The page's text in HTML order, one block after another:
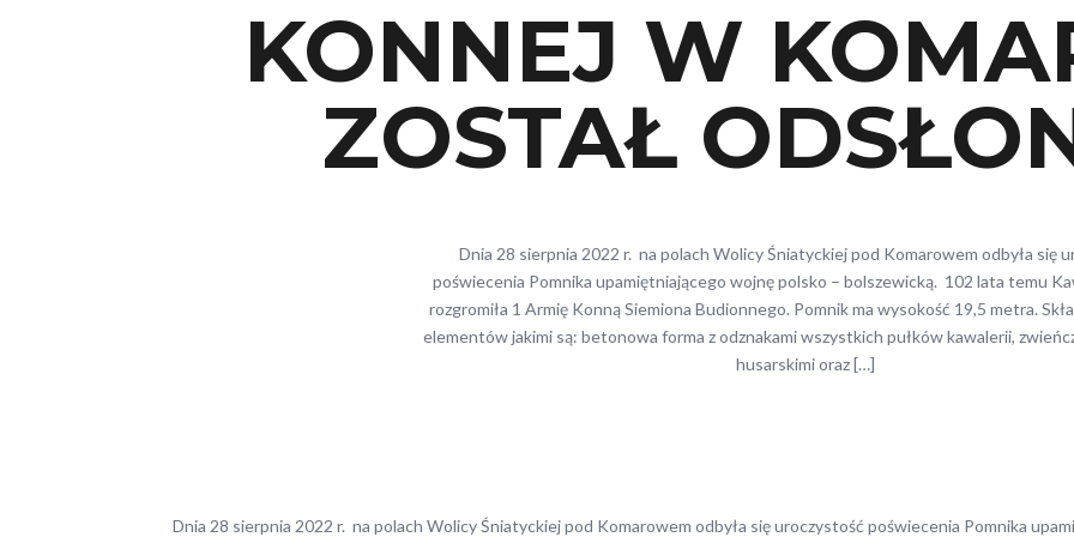
KONNEJ W
ZOSTAŁ
Dnia 28 sierpnia 2022 r. na polach Wolicy Śniatyckiej pod Komarowem odbyła się
poświecenia Pomnika upamiętniającego wojnę polsko – bolszewicką. 102 lata temu
rozgromiła 1 Armię Konną Siemiona Budionnego. Pomnik ma wysokość 19,5 metra.
elementów jakimi są: betonowa forma z odznakami wszystkich pułków kawalerii,
husarskimi oraz […]
Dnia 28 sierpnia 2022 r. na polach Wolicy Śniatyckiej pod Komarowem odbyła się uroczystość poświecenia Pomnika